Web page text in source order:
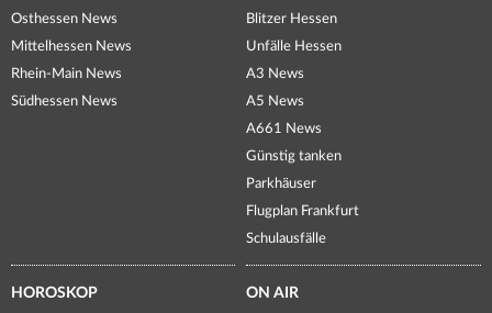
Osthessen News
Mittelhessen News
Rhein-Main News
Südhessen News
Blitzer Hessen
Unfälle Hessen
A3 News
A5 News
A661 News
Günstig tanken
Parkhäuser
Flugplan Frankfurt
Schulausfälle
HOROSKOP ON AIR